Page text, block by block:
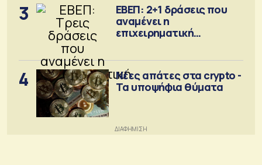
3
ΕΒΕΠ: 2+1 δράσεις που
αναμένει η
επιχειρηματική
4
Νέες απάτες στα crypto -
Τα υποψήφια θύματα